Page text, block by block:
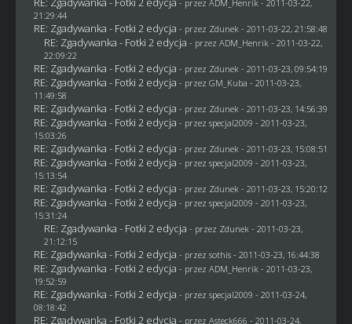
- przez ADM_Henrik - 2011-03-22,
21:29:44
RE: Zgadywanka - Fotki 2 edycja - przez Zdunek - 2011-03-22, 21:58:48
RE: Zgadywanka - Fotki 2 edycja - przez ADM_Henrik - 2011-03-22,
22:09:22
RE: Zgadywanka - Fotki 2 edycja - przez Zdunek - 2011-03-23, 09:54:19
RE: Zgadywanka - Fotki 2 edycja - przez GM_Kuba - 2011-03-23,
11:49:58
RE: Zgadywanka - Fotki 2 edycja - przez Zdunek - 2011-03-23, 14:56:39
RE: Zgadywanka - Fotki 2 edycja - przez specjal2009 - 2011-03-23,
15:03:26
RE: Zgadywanka - Fotki 2 edycja - przez Zdunek - 2011-03-23, 15:08:51
RE: Zgadywanka - Fotki 2 edycja - przez specjal2009 - 2011-03-23,
15:13:54
RE: Zgadywanka - Fotki 2 edycja - przez Zdunek - 2011-03-23, 15:20:12
RE: Zgadywanka - Fotki 2 edycja - przez specjal2009 - 2011-03-23,
15:31:24
RE: Zgadywanka - Fotki 2 edycja - przez Zdunek - 2011-03-23,
21:12:15
RE: Zgadywanka - Fotki 2 edycja - przez sothis- 2011-03-23, 16:44:38
RE: Zgadywanka - Fotki 2 edycja - przez ADM_Henrik - 2011-03-23,
19:52:59
RE: Zgadywanka - Fotki 2 edycja - przez specjal2009 - 2011-03-24,
08:18:42
RE: Zgadywanka - Fotki 2 edycja - przez Asteck666 - 2011-03-24,